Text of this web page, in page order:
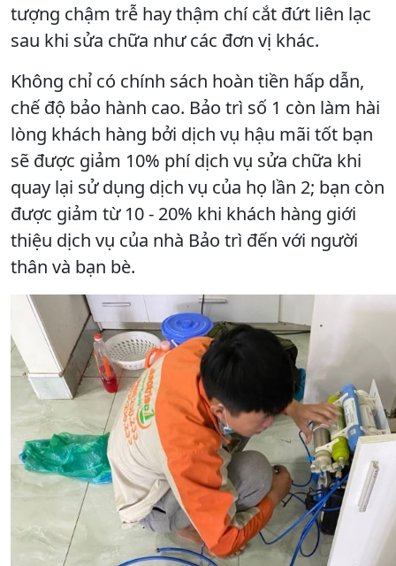
tượng chậm trễ hay thậm chí cắt đứt liên lạc
sau khi sửa chữa như các đơn vị khác.
Không chỉ có chính sách hoàn tiền hấp dẫn,
chế độ bảo hành cao. Bảo trì số 1 còn làm hài
lòng khách hàng bởi dịch vụ hậu mãi tốt bạn
sẽ được giảm 10% phí dịch vụ sửa chữa khi
quay lại sử dụng dịch vụ của họ lần 2; bạn còn
được giảm từ 10 - 20% khi khách hàng giới
thiệu dịch vụ của nhà Bảo trì đến với người
thân và bạn bè.